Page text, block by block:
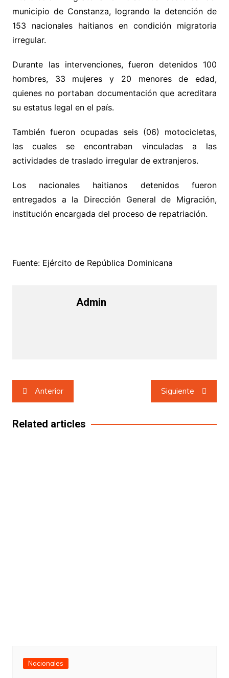
municipio de Constanza, logrando la detención de
153 nacionales haitianos en condición migratoria
irregular.
Durante las intervenciones, fueron detenidos 100
hombres, 33 mujeres y 20 menores de edad,
quienes no portaban documentación que acreditara
su estatus legal en el país.
También fueron ocupadas seis (06) motocicletas,
las cuales se encontraban vinculadas a las
actividades de traslado irregular de extranjeros.
Los nacionales haitianos detenidos fueron
entregados a la Dirección General de Migración,
institución encargada del proceso de repatriación.
Fuente: Ejército de República Dominicana
Admin
Navegación
de
entradas
Anterior Siguiente
Related articles
Nacionales